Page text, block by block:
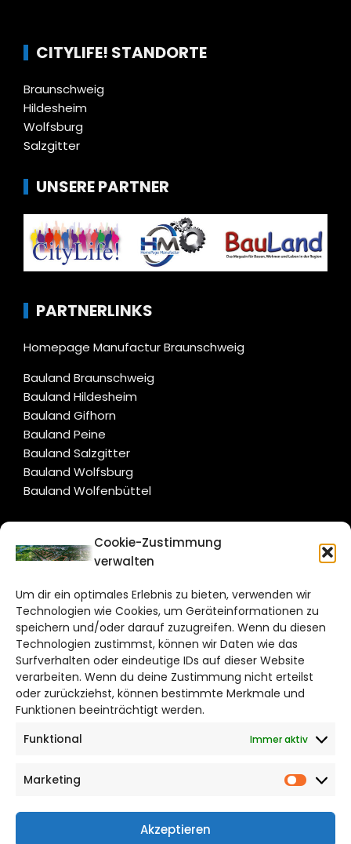
Cookie-Zustimmung
verwalten
Um dir ein optimales Erlebnis zu bieten, verwenden wir
Technologien wie Cookies, um Geräteinformationen zu
speichern und/oder darauf zuzugreifen. Wenn du diesen
Technologien zustimmst, können wir Daten wie das
Surfverhalten oder eindeutige IDs auf dieser Website
verarbeiten. Wenn du deine Zustimmung nicht erteilst
oder zurückziehst, können bestimmte Merkmale und
Funktionen beeinträchtigt werden.
Funktional
Immer aktiv
Marketing
Akzeptieren
CITYLIFE! STANDORTE
Braunschweig
Hildesheim
Wolfsburg
Salzgitter
UNSERE PARTNER
PARTNERLINKS
Homepage Manufactur Braunschweig
Bauland Braunschweig
Bauland Hildesheim
Bauland Gifhorn
Bauland Peine
Bauland Salzgitter
Bauland Wolfsburg
Bauland Wolfenbüttel
CITYLIFE!
Bruchtorwall 12
38100 Braunschweig
Telefon: 0531 387220 – 65
DAS STADTMAGAZIN FÜR
SALZGITTER
Impressum
Cookie Richtlinie
CITYLIFE! BEI FACEBOOK